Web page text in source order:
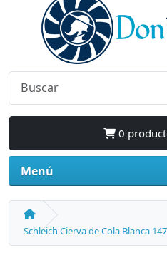
0
Menú
Schleich Cierva de Cola Blanca